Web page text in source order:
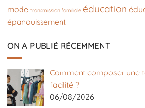
mode transmission familiale éducation
épanouissement
ON A PUBLIÉ RÉCEMMENT
Comment composer une
facilité ?
06/08/2026